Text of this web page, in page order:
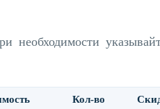
необходимости
Кол-во